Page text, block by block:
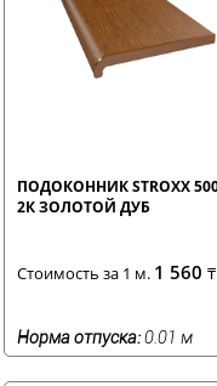
ПОДОКОННИК STROXX
2К ЗОЛОТОЙ ДУБ
Стоимость за 1 м. 1 560 ₸
Норма отпуска:0.01 м